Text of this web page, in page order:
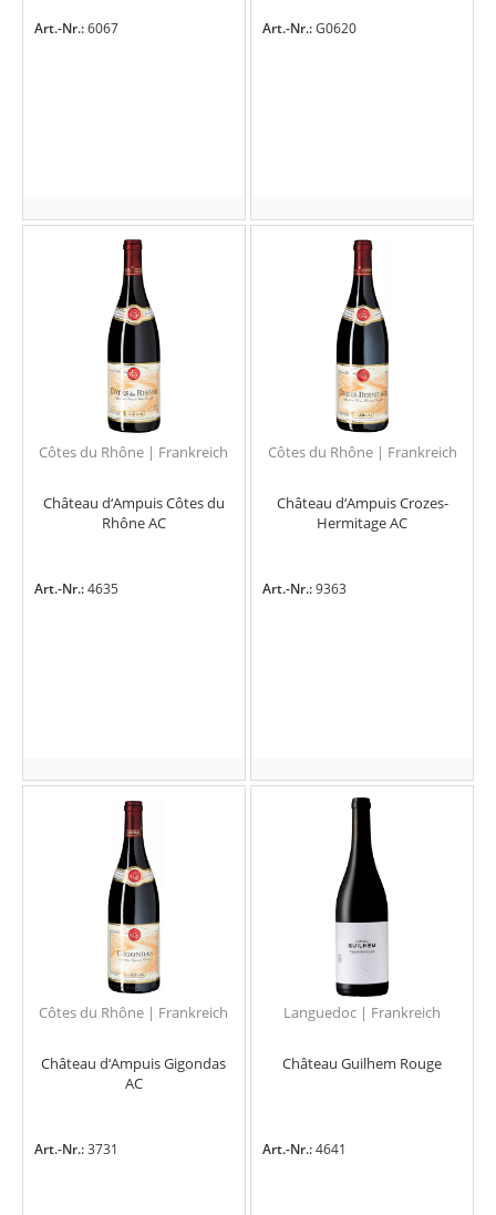
Art.-Nr.:6067 Art.-Nr.:G0620
Côtes du Rhône | Frankreich
Château d‘Ampuis Côtes du
Rhône AC
Art.-Nr.:4635
Côtes du Rhône | Frankreich
Château d‘Ampuis Crozes-
Hermitage AC
Art.-Nr.:9363
Côtes du Rhône | Frankreich
Château d‘Ampuis Gigondas
AC
Art.-Nr.:3731
Languedoc | Frankreich
Château Guilhem Rouge
Art.-Nr.:4641